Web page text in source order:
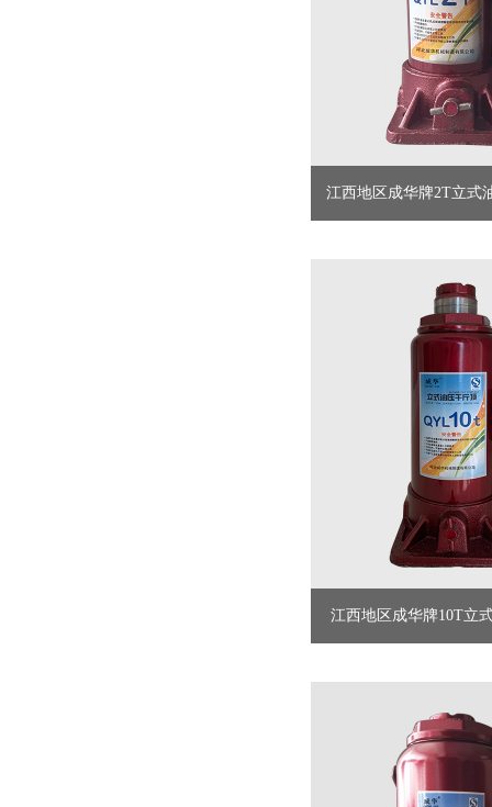
江西地区成华牌2T立式
江西地区​成华牌10T立